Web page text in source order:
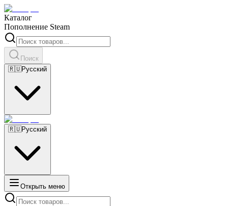
Каталог
Пополнение Steam
Поиск
🇷🇺Русский
🇷🇺Русский
Открыть меню